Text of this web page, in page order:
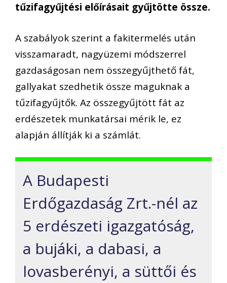
tűzifagyűjtési előírásait gyűjtötte össze.
A szabályok szerint a fakitermelés után
visszamaradt, nagyüzemi módszerrel
gazdaságosan nem összegyűjthető fát,
gallyakat szedhetik össze maguknak a
tűzifagyűjtők. Az összegyűjtött fát az
erdészetek munkatársai mérik le, ez
alapján állítják ki a számlát.
A Budapesti
Erdőgazdaság Zrt.-nél az
5 erdészeti igazgatóság,
a bujáki, a dabasi, a
lovasberényi, a süttői és